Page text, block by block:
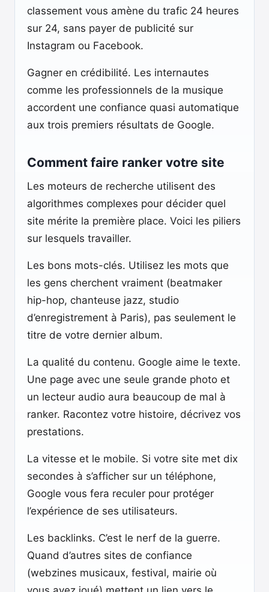
classement vous amène du trafic 24 heures
sur 24, sans payer de publicité sur
Instagram ou Facebook.
Gagner en crédibilité. Les internautes
comme les professionnels de la musique
accordent une confiance quasi automatique
aux trois premiers résultats de Google.
Comment faire ranker votre site
Les moteurs de recherche utilisent des
algorithmes complexes pour décider quel
site mérite la première place. Voici les piliers
sur lesquels travailler.
Les bons mots-clés. Utilisez les mots que
les gens cherchent vraiment (beatmaker
hip-hop, chanteuse jazz, studio
d’enregistrement à Paris), pas seulement le
titre de votre dernier album.
La qualité du contenu. Google aime le texte.
Une page avec une seule grande photo et
un lecteur audio aura beaucoup de mal à
ranker. Racontez votre histoire, décrivez vos
prestations.
La vitesse et le mobile. Si votre site met dix
secondes à s’afficher sur un téléphone,
Google vous fera reculer pour protéger
l’expérience de ses utilisateurs.
Les backlinks. C’est le nerf de la guerre.
Quand d’autres sites de confiance
(webzines musicaux, festival, mairie où